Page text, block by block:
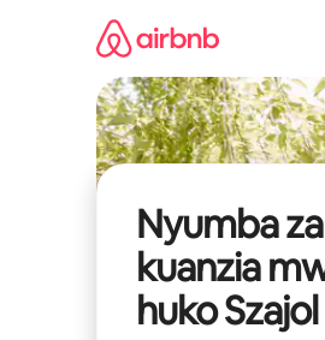
Nyumba
kuanzia
huko Szajol